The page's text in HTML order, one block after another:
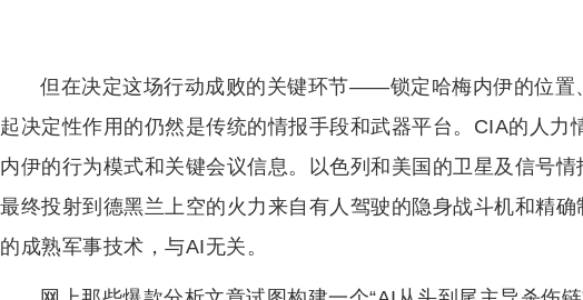
但在决定这场行动成败的关键环节——锁定哈梅内伊的位
起决定性作用的仍然是传统的情报手段和武器平台。CIA的人力
内伊的行为模式和关键会议信息。以色列和美国的卫星及信号情
最终投射到德黑兰上空的火力来自有人驾驶的隐身战斗机和精
的成熟军事技术，与AI无关。